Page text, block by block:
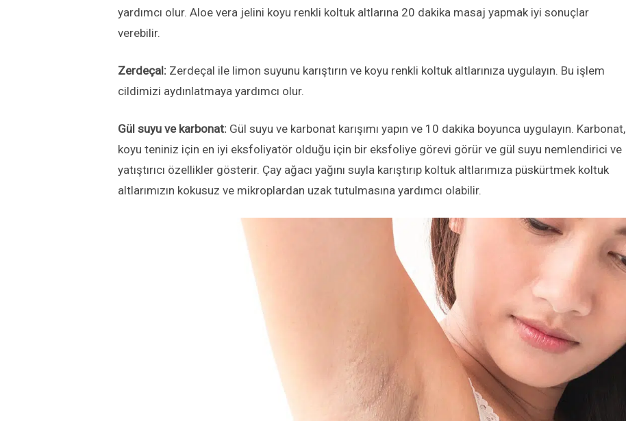
yardımcı olur. Aloe vera jelini koyu renkli koltuk altlarına 20 dakika masaj yapmak iyi sonuçlar
verebilir.
Zerdeçal: Zerdeçal ile limon suyunu karıştırın ve koyu renkli koltuk altlarınıza uygulayın. Bu işlem
cildimizi aydınlatmaya yardımcı olur.
Gül suyu ve karbonat: Gül suyu ve karbonat karışımı yapın ve 10 dakika boyunca uygulayın. Karbonat,
koyu teniniz için en iyi eksfoliyatör olduğu için bir eksfoliye görevi görür ve gül suyu nemlendirici ve
yatıştırıcı özellikler gösterir. Çay ağacı yağını suyla karıştırıp koltuk altlarımıza püskürtmek koltuk
altlarımızın kokusuz ve mikroplardan uzak tutulmasına yardımcı olabilir.